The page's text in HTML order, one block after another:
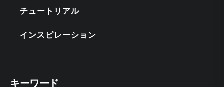
チュートリアル
インスピレーション
キーワード